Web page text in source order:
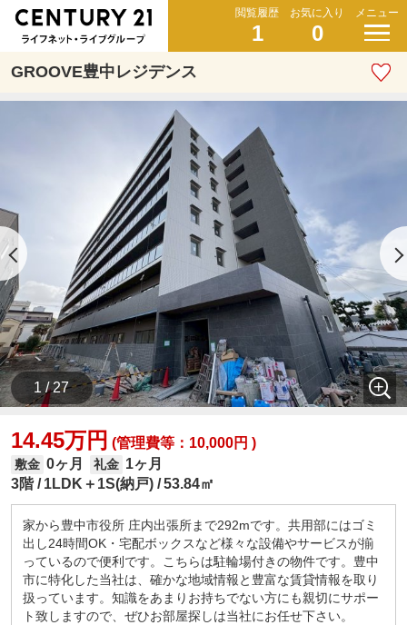
閲覧履歴
1
お気に入り
0
メニュー
GROOVE豊中レジデンス
1 / 27
14.45万円 (管理費等：10,000円 )
敷金 0ヶ月 礼金 1ヶ月
3階
1LDK＋1S(納戸) 53.84㎡
家から豊中市役所 庄内出張所まで292mです。共用部にはゴミ
出し24時間OK・宅配ボックスなど様々な設備やサービスが揃
っているので便利です。こちらは駐輪場付きの物件です。豊中
市に特化した当社は、確かな地域情報と豊富な賃貸情報を取り
扱っています。知識をあまりお持ちでない方にも親切にサポー
ト致しますので、ぜひお部屋探しは当社にお任せ下さい。